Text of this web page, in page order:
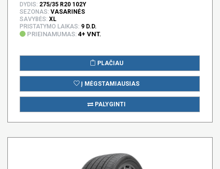
DYDIS: 275/35 R20 102Y
SEZONAS: VASARINĖS
SAVYBĖS: XL
PRISTATYMO LAIKAS: 9 D.D.
PRIEINAMUMAS: 4+ VNT.
PLAČIAU
Į MĖGSTAMIAUSIAS
PALYGINTI